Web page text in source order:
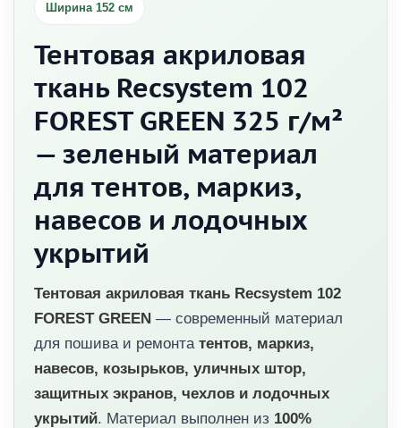
Ширина 152 см
Тентовая акриловая
ткань Recsystem 102
FOREST GREEN 325 г/м²
— зеленый материал
для тентов, маркиз,
навесов и лодочных
укрытий
Тентовая акриловая ткань Recsystem 102
FOREST GREEN — современный материал
для пошива и ремонта тентов, маркиз,
навесов, козырьков, уличных штор,
защитных экранов, чехлов и лодочных
укрытий. Материал выполнен из 100%